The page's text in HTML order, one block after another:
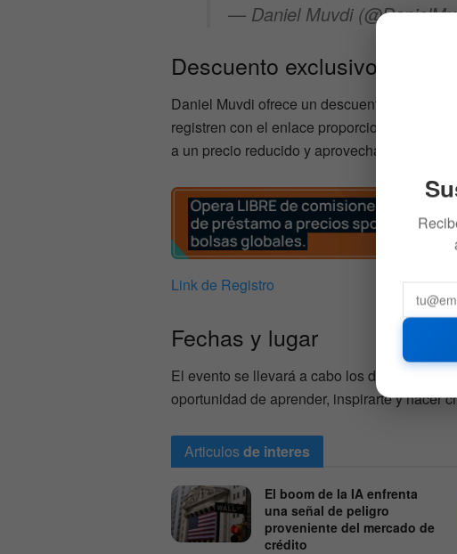
— Daniel Muvdi
Descuento exclusivo
Daniel Muvdi ofrece un descuento del 70%
registren con el enlace proporcionado. Esta
a un precio reducido y aprovechar todas las
Link de Registro
Fechas y lugar
El evento se llevará a cabo los días 3, 4 y 5
oportunidad de aprender, inspirarte y hacer
Articulosde interes
El boom de la IA enfrenta
una señal de peligro
proveniente del mercado de
crédito